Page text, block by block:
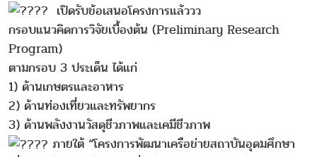
เปิดรับข้อเสนอโครงการแล้ววว
กรอบแนวคิดการวิจัยเบื้องต้น (Preliminary Research
Program)
ตามกรอบ 3 ประเด็น ได้แก่
1) ด้านเกษตรและอาหาร
2) ด้านท่องเที่ยวและทรัพยากร
3) ด้านพลังงานวัสดุชีวภาพและเคมีชีวภาพ
ภายใต้ “โครงการพัฒนาเครือข่ายสถาบันอุดมศึกษา